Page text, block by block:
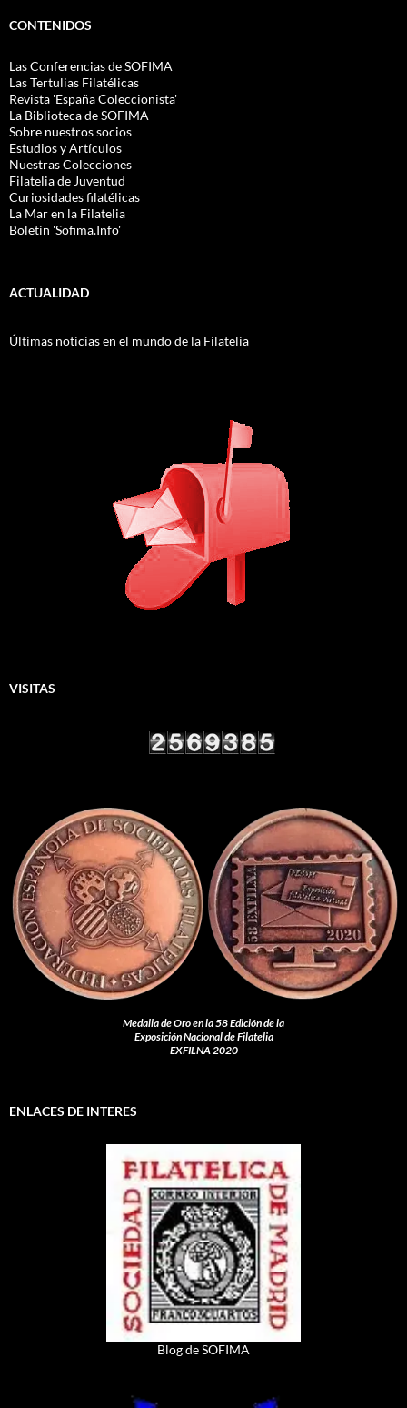
CONTENIDOS
Las Conferencias de SOFIMA
Las Tertulias Filatélicas
Revista 'España Coleccionista'
La Biblioteca de SOFIMA
Sobre nuestros socios
Estudios y Artículos
Nuestras Colecciones
Filatelia de Juventud
Curiosidades filatélicas
La Mar en la Filatelia
Boletin 'Sofima.Info'
ACTUALIDAD
Últimas noticias en el mundo de la Filatelia
VISITAS
Medalla de Oro en la 58 Edición de la
Exposición Nacional de Filatelia
EXFILNA 2020
ENLACES DE INTERES
Blog de SOFIMA